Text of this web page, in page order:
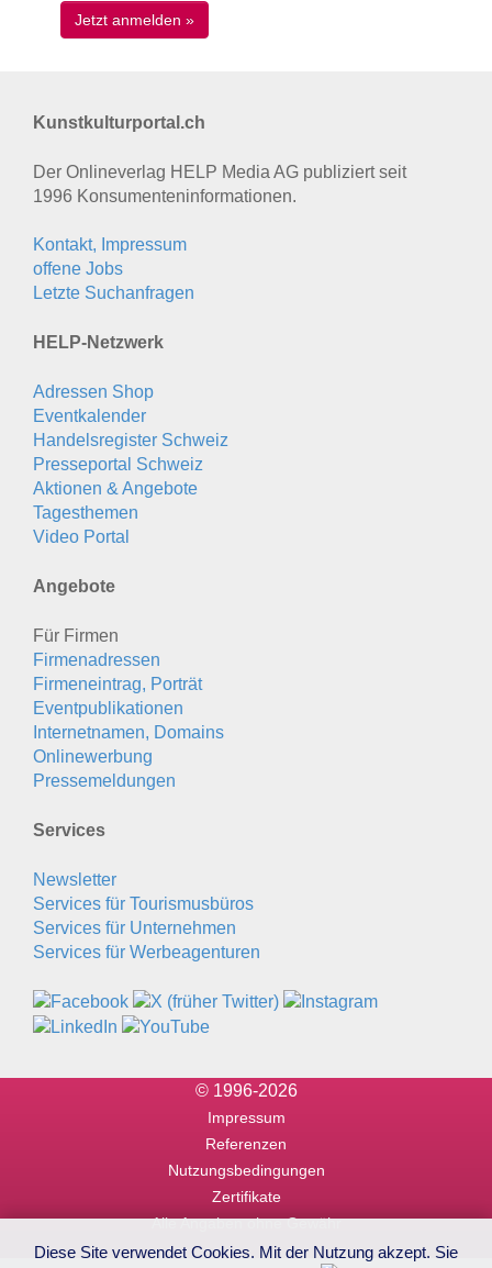
Kunstkulturportal.ch
Der Onlineverlag HELP Media AG publiziert seit
1996 Konsumenten­informationen.
Kontakt, Impressum
offene Jobs
Letzte Suchanfragen
HELP-Netzwerk
Adressen Shop
Eventkalender
Handelsregister Schweiz
Presseportal Schweiz
Aktionen & Angebote
Tagesthemen
Video Portal
Angebote
Für Firmen
Firmenadressen
Firmeneintrag, Porträt
Eventpublikationen
Internetnamen, Domains
Onlinewerbung
Pressemeldungen
Services
Newsletter
Services für Tourismusbüros
Services für Unternehmen
Services für Werbeagenturen
© 1996-2026
Impressum
Referenzen
Nutzungsbedingungen
Zertifikate
Alle Angaben ohne Gewähr
Diese Site verwendet Cookies. Mit der Nutzung akzept. Sie